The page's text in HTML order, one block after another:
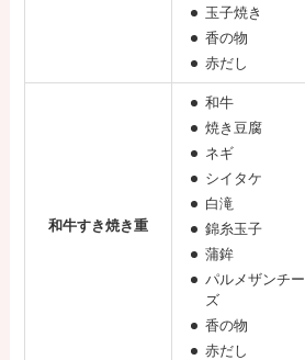
玉子焼き
香の物
赤だし
和牛すき焼き重
和牛
焼き豆腐
ネギ
シイタケ
白滝
錦糸玉子
蒲鉾
パルメザンチー
ズ
香の物
赤だし